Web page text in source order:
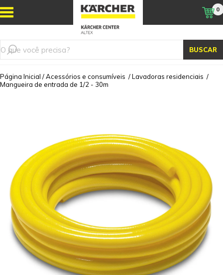
BUSCAR
0
Página Inicial /Acessórios e consumíveis /Lavadoras residenciais /
Mangueira de entrada de 1/2 - 30m